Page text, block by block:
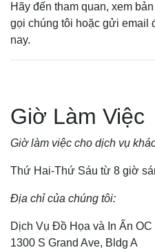
Hãy đến tham quan, xem
gọi chúng tôi hoặc gửi email
nay.
Giờ Làm Việc
Giờ làm việc cho dịch vụ
Thứ Hai-Thứ Sáu từ 8 giờ
Địa chỉ của chúng tôi:
Dịch Vụ Đồ Họa và In Ấn OC
1300 S Grand Ave, Bldg A